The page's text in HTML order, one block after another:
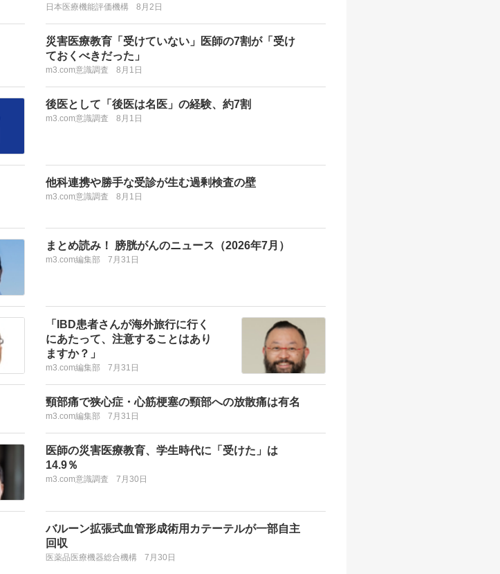
日本医療機能評価機構 8月2日
災害医療教育「受けていない」医師の7割が「受け
ておくべきだった」
m3.com意識調査 8月1日
後医として「後医は名医」の経験、約7割
m3.com意識調査 8月1日
他科連携や勝手な受診が生む過剰検査の壁
m3.com意識調査 8月1日
まとめ読み！ 膀胱がんのニュース（2026年7月）
m3.com編集部 7月31日
「IBD患者さんが海外旅行に行く
にあたって、注意することはあり
ますか？」
m3.com編集部 7月31日
頸部痛で狭心症・心筋梗塞の頸部への放散痛は有名
m3.com編集部 7月31日
医師の災害医療教育、学生時代に「受けた」は
14.9％
m3.com意識調査 7月30日
バルーン拡張式血管形成術用カテーテルが一部自主
回収
医薬品医療機器総合機構 7月30日